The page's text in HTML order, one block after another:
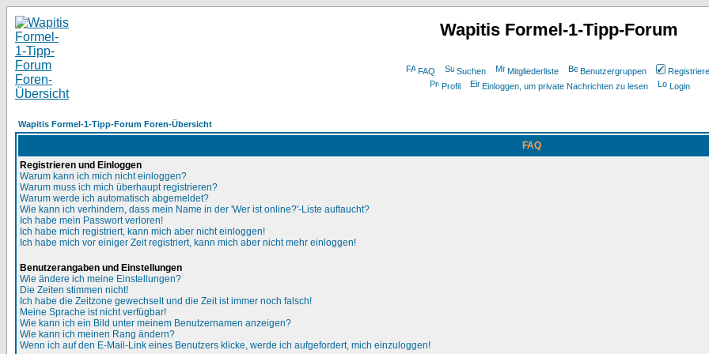
Wapitis Formel-1-Tipp-Forum
FAQ Suchen Mitgliederliste Benutzergruppen
Profil
Einloggen, um private Nachrichten zu lesen Login
Wapitis Formel-1-Tipp-Forum Foren-Übersicht
FAQ
Registrieren und Einloggen
Warum kann ich mich nicht einloggen?
Warum muss ich mich überhaupt registrieren?
Warum werde ich automatisch abgemeldet?
Wie kann ich verhindern, dass mein Name in der 'Wer ist online?'-Liste auftaucht?
Ich habe mein Passwort verloren!
Ich habe mich registriert, kann mich aber nicht einloggen!
Ich habe mich vor einiger Zeit registriert, kann mich aber nicht mehr einloggen!
Benutzerangaben und Einstellungen
Wie ändere ich meine Einstellungen?
Die Zeiten stimmen nicht!
Ich habe die Zeitzone gewechselt und die Zeit ist immer noch falsch!
Meine Sprache ist nicht verfügbar!
Wie kann ich ein Bild unter meinem Benutzernamen anzeigen?
Wie kann ich meinen Rang ändern?
Wenn ich auf den E-Mail-Link eines Benutzers klicke, werde ich aufgefordert, mich einzuloggen!